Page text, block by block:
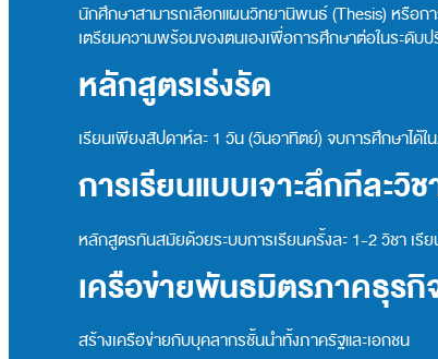
นักศึกษาสามารถเลือกแผนวิทยานิพนธ์ (Thesis) หรือ
เตรียมความพร้อมของตนเองเพื่อการศึกษาต่อในระดั
หลักสูตรเร่งรัด
เรียนเพียงสัปดาห์ละ 1 วัน (วันอาทิตย์) จบการศึกษาได้ใ
การเรียนแบบเจาะลึกทีละวิช
หลักสูตรทันสมัยด้วยระบบการเรียนครั้งละ 1-2 วิชา เรี
เครือข่ายพันธมิตรภาคธุรกิ
สร้างเครือข่ายกับบุคลากรชั้นนำทั้งภาครัฐและเอกชน